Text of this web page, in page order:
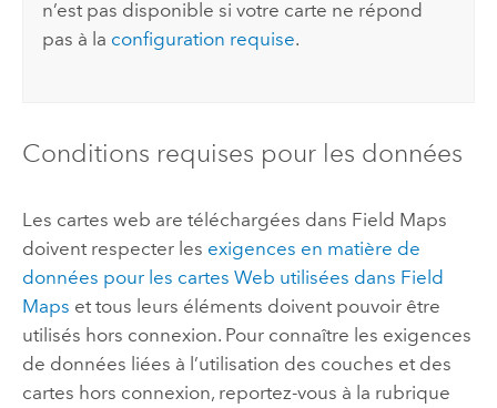
n’est pas disponible si votre carte ne répond
pas à la configuration requise.
Conditions requises pour les données
Les cartes web are téléchargées dans Field Maps
doivent respecter les exigences en matière de
données pour les cartes Web utilisées dans Field
Maps et tous leurs éléments doivent pouvoir être
utilisés hors connexion. Pour connaître les exigences
de données liées à l’utilisation des couches et des
cartes hors connexion, reportez-vous à la rubrique